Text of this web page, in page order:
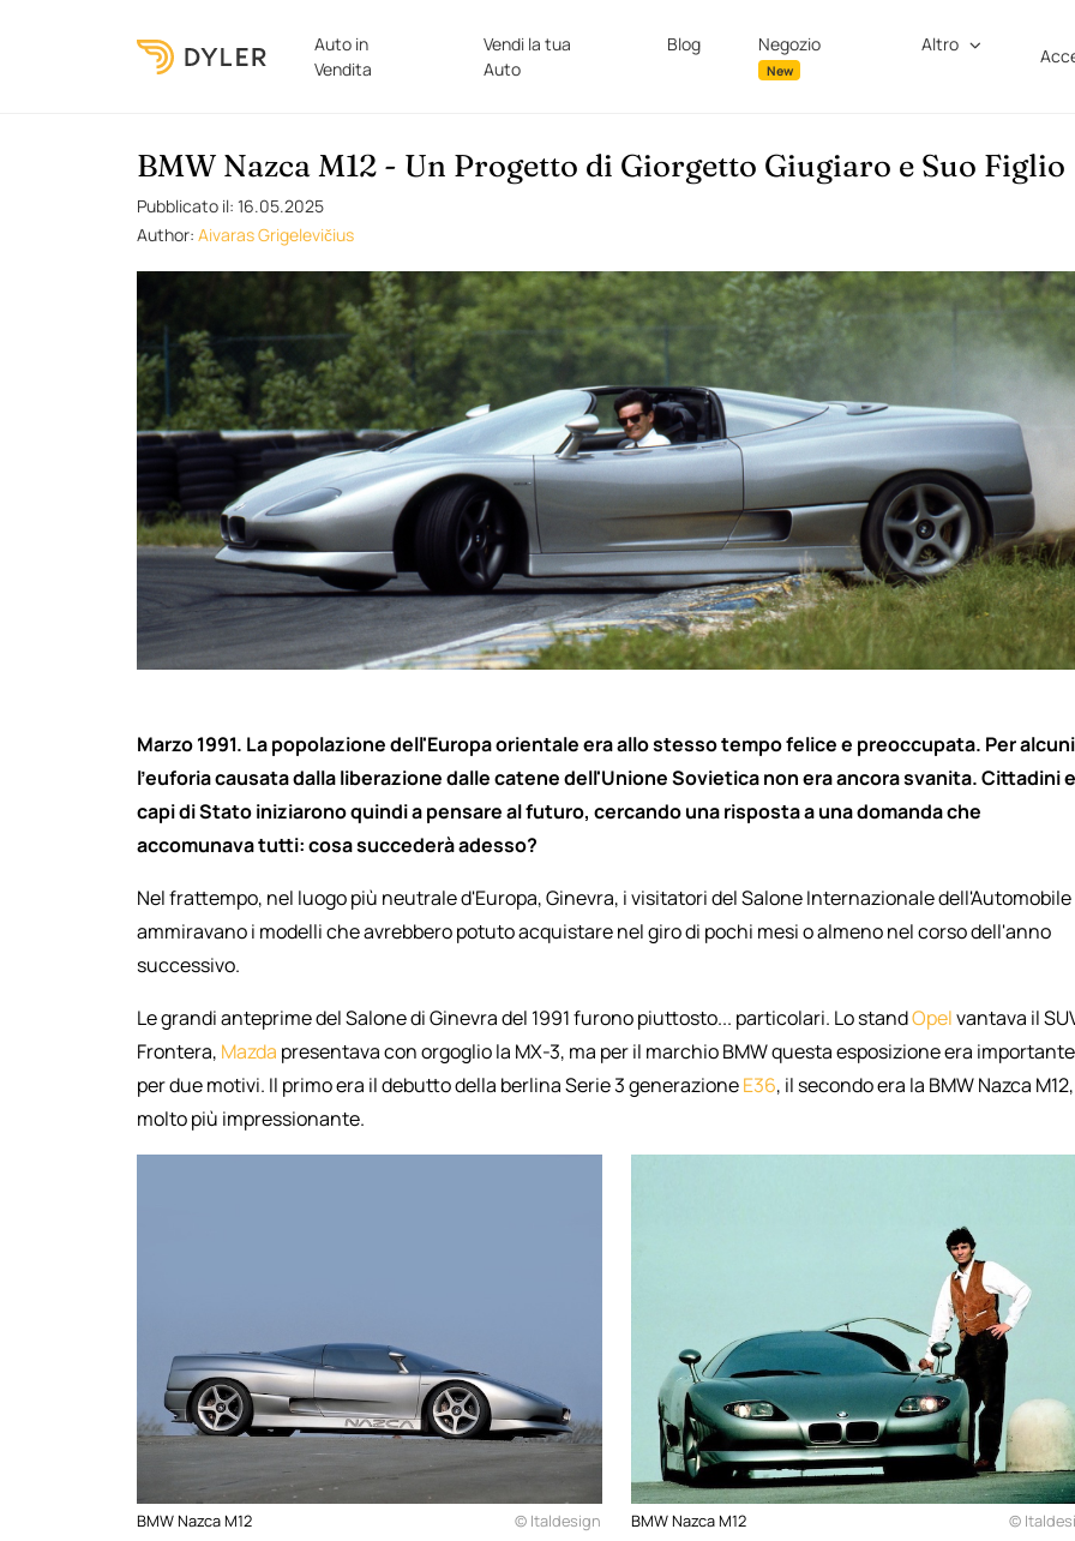
Auto in
Vendita
Vendi la tua
Auto
Blog Negozio
New
Altro
BMW Nazca M12 - Un Progetto di Giorgetto Giugiaro e Suo Figlio
Pubblicato il: 16.05.2025
Author: Aivaras Grigelevičius
Marzo 1991. La popolazione dell'Europa orientale era allo stesso tempo felice e preoccupata. Per
l'euforia causata dalla liberazione dalle catene dell'Unione Sovietica non era ancora svanita. Cittadini e
capi di Stato iniziarono quindi a pensare al futuro, cercando una risposta a una domanda che
accomunava tutti: cosa succederà adesso?
Nel frattempo, nel luogo più neutrale d'Europa, Ginevra, i visitatori del Salone Internazionale dell'Automobile
ammiravano i modelli che avrebbero potuto acquistare nel giro di pochi mesi o almeno nel corso dell'anno
successivo.
Le grandi anteprime del Salone di Ginevra del 1991 furono piuttosto... particolari. Lo standOpelvantava il
Frontera, Mazda presentava con orgoglio la MX-3, ma per il marchio BMW questa esposizione era importante
per due motivi. Il primo era il debutto della berlina Serie 3 generazioneE36, il secondo era la BMW Nazca M12,
molto più impressionante.
BMW Nazca M12 © Italdesign BMW Nazca M12 ©